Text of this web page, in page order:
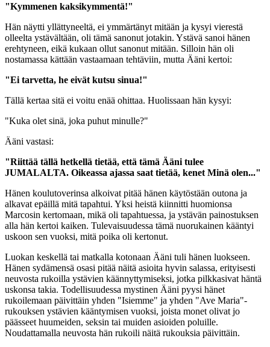
"Kymmenen kaksikymmentä!"
Hän näytti yllättyneeltä, ei ymmärtänyt mitään ja kysyi vierestä
olleelta ystävältään, oli tämä sanonut jotakin. Ystävä sanoi hänen
erehtyneen, eikä kukaan ollut sanonut mitään. Silloin hän oli
nostamassa kättään vastaamaan tehtäviin, mutta Ääni kertoi:
"Ei tarvetta, he eivät kutsu sinua!"
Tällä kertaa sitä ei voitu enää ohittaa. Huolissaan hän kysyi:
"Kuka olet sinä, joka puhut minulle?"
Ääni vastasi:
"Riittää tällä hetkellä tietää, että tämä Ääni tulee
JUMALALTA. Oikeassa ajassa saat tietää, kenet Minä olen..."
Hänen koulutoverinsa alkoivat pitää hänen käytöstään outona ja
alkavat epäillä mitä tapahtui. Yksi heistä kiinnitti huomionsa
Marcosin kertomaan, mikä oli tapahtuessa, ja ystävän painostuksen
alla hän kertoi kaiken. Tulevaisuudessa tämä nuorukainen kääntyi
uskoon sen vuoksi, mitä poika oli kertonut.
Luokan keskellä tai matkalla kotonaan Ääni tuli hänen luokseen.
Hänen sydämensä osasi pitää näitä asioita hyvin salassa, erityisesti
neuvosta rukoilla ystävien käännyttymiseksi, jotka pilkkasivat häntä
uskonsa takia. Todellisuudessa mystinen Ääni pyysi hänet
rukoilemaan päivittäin yhden "Isiemme" ja yhden "Ave Maria"-
rukouksen ystävien kääntymisen vuoksi, joista monet olivat jo
päässeet huumeiden, seksin tai muiden asioiden poluille.
Noudattamalla neuvosta hän rukoili näitä rukouksia päivittäin.